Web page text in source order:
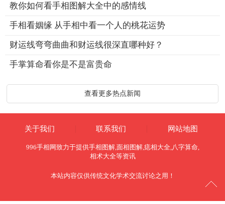
教你如何看手相图解大全中的感情线
手相看姻缘 从手相中看一个人的桃花运势
财运线弯弯曲曲和财运线很深直哪种好？
手掌算命看你是不是富贵命
查看更多热点新闻
关于我们 联系我们 网站地图
996手相网致力于提供手相图解, 面相图解, 痣相大全, 八字算命
相术大全等资讯
本站内容仅供传统文化学术交流讨论之用！